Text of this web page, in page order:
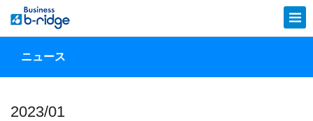
ニュース
2023/01